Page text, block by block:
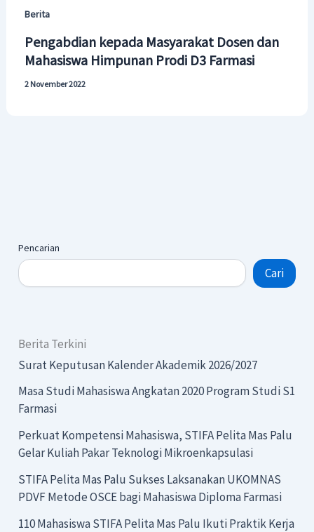
Berita
Pengabdian kepada Masyarakat Dosen dan
Mahasiswa Himpunan Prodi D3 Farmasi
2 November 2022
Pencarian
Cari
Berita Terkini
Surat Keputusan Kalender Akademik 2026/2027
Masa Studi Mahasiswa Angkatan 2020 Program Studi S1
Farmasi
Perkuat Kompetensi Mahasiswa, STIFA Pelita Mas Palu
Gelar Kuliah Pakar Teknologi Mikroenkapsulasi
STIFA Pelita Mas Palu Sukses Laksanakan UKOMNAS
PDVF Metode OSCE bagi Mahasiswa Diploma Farmasi
110 Mahasiswa STIFA Pelita Mas Palu Ikuti Praktik Kerja